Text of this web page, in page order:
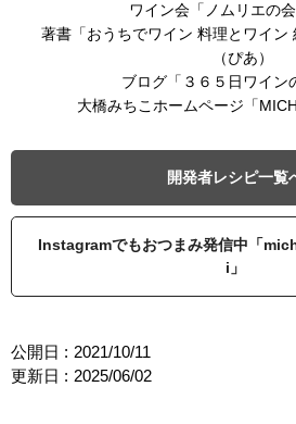
ワイン会「ノムリエの会
著書「おうちでワイン 料理とワイン
（ぴあ）
ブログ「３６５日ワイン
大橋みちこホームページ「
開発者レシピ一覧
Instagramでもおつまみ発信中「
i」
公開日 : 2021/10/11
更新日 : 2025/06/02